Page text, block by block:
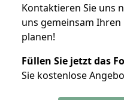
Kontaktieren Sie uns
uns gemeinsam
planen!
Füllen Sie jetzt das
Sie kostenlose